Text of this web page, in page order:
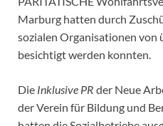
Marburg hatten durch
sozialen Organisationen von
besichtigt werden konnten.
Die Inklusive PR der Neue
der Verein für Bildung und